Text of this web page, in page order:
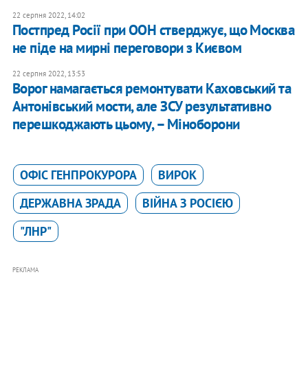
22 серпня 2022, 14:02
Постпред Росії при ООН стверджує, що Москва
не піде на мирні переговори з Києвом
22 серпня 2022, 13:53
Ворог намагається ремонтувати Каховський та
Антонівський мости, але ЗСУ результативно
перешкоджають цьому, – Міноборони
ОФІС ГЕНПРОКУРОРА
ВИРОК
ДЕРЖАВНА ЗРАДА
ВІЙНА З РОСІЄЮ
"ЛНР"
РЕКЛАМА